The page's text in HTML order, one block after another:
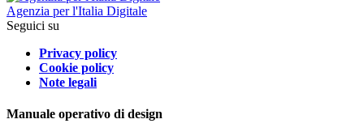
Agenzia per l'Italia Digitale
Seguici su
Privacy policy
Cookie policy
Note legali
Manuale operativo di design